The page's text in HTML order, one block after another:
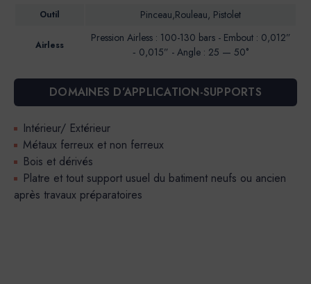
Outil Pinceau,Rouleau, Pistolet
Airless
Pression Airless : 100-130 bars - Embout : 0,012”
‐ 0,015” - Angle : 25 — 50°
DOMAINES D’APPLICATION-SUPPORTS
Intérieur/ Extérieur
Métaux ferreux et non ferreux
Bois et dérivés
Platre et tout support usuel du batiment neufs ou ancien
après travaux préparatoires